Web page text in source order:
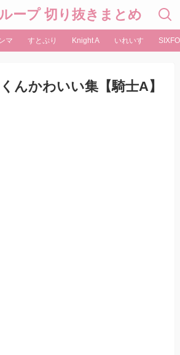
ープ 切り抜きまとめ
マ すとぷり Knight A いれいす
んかわいい集【騎士A】